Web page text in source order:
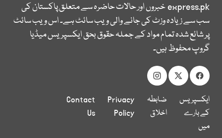
express.pkخبروں اور حالات حاضرہ سے متعلق پاکستان کی
سب سے زیادہ وزٹ کی جانے والی ویب سائٹ ہے۔ اس ویب سائٹ
پر شائع شدہ تمام مواد کے جملہ حقوق بحق ایکسپریس میڈیا
گروپ محفوظ ہیں۔
ایکسپریس
کے بارے
میں
ضابطہ
اخلاق
Privacy
Policy
Contact
Us